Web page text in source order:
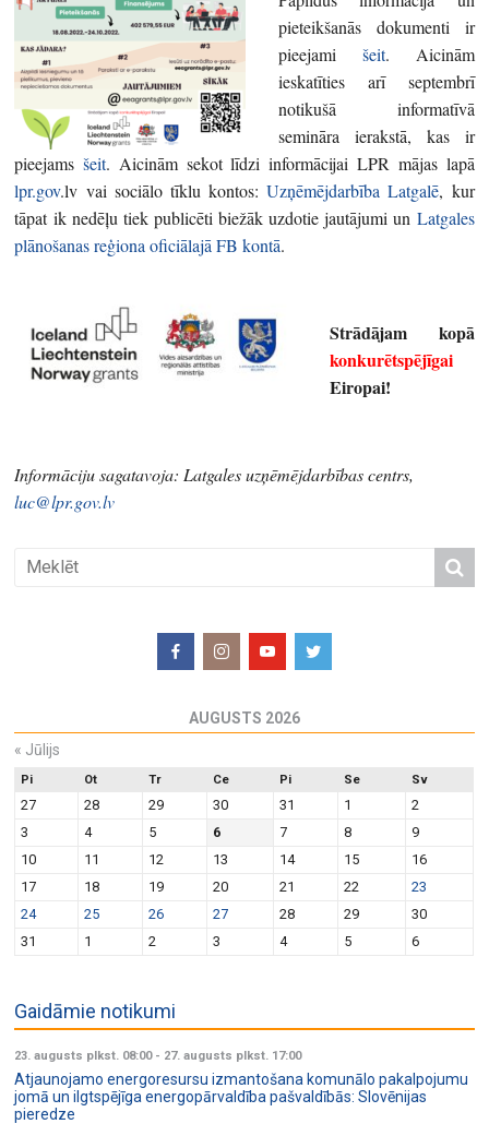
pieteikšanās dokumenti ir
pieejami šeit. Aicinām
ieskatīties arī septembrī
notikušā informatīvā
semināra ierakstā, kas ir
pieejamsšeit. Aicinām sekot līdzi informācijai LPR mājas lapā
lpr.gov.lv vai sociālo tīklu kontos:Uzņēmējdarbība Latgalē, kur
tāpat ik nedēļu tiek publicēti biežāk uzdotie jautājumi un Latgales
plānošanas reģiona oficiālajā FB kontā.
Strādājam kopā
konkurētspējīgai
Eiropai!
Informāciju sagatavoja: Latgales uzņēmējdarbības centrs,
luc@lpr.gov.lv
AUGUSTS 2026
« Jūlijs
Pi Ot Tr Ce Pi Se Sv
27 28 29 30 31 1
2
3
4 5 6 7 8
9
10
11 12 13 14 15
16
17
18 19 20 21 22
23
24
25 26 27 28 29
30
31
1 2 3 4 5 6
Gaidāmie notikumi
23. augusts plkst. 08:00- 27. augusts plkst. 17:00
Atjaunojamo energoresursu izmantošana komunālo pakalpojumu
jomā un ilgtspējīga energopārvaldība pašvaldībās: Slovēnijas
pieredze